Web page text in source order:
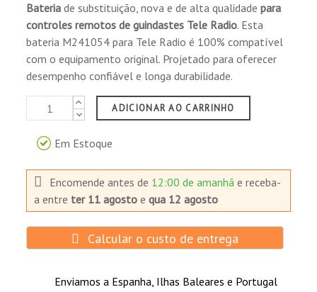
Bateria de substituição, nova e de alta qualidadepara
controles remotos de guindastes Tele Radio. Esta
bateria M241054 para Tele Radio é 100% compatível
com o equipamento original. Projetado para oferecer
desempenho confiável e longa durabilidade.
ADICIONAR AO CARRINHO
Em Estoque
Encomende antes de 12:00 de amanhãe receba-
aentre ter 11 agosto equa 12 agosto
Calcular o custo de entrega
Enviamos a Espanha, Ilhas Baleares e Portugal